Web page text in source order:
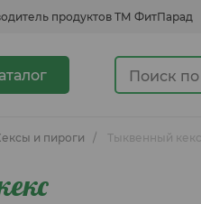
продуктов ТМ ФитПарад
и пироги Тыквенный кекс